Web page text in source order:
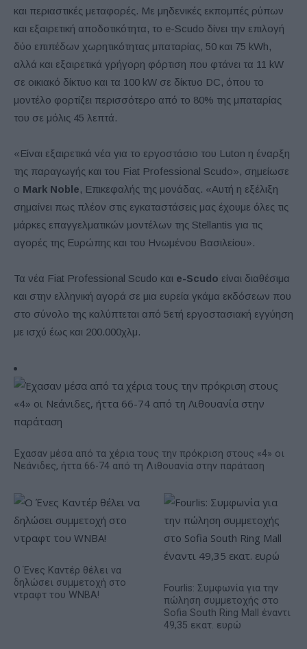
και περιαστικές μεταφορές. Με μηδενικές εκπομπές ρύπων
και εξαιρετική αποδοτικότητα, το e-Scudo δίνει την επιλογή
δύο επιπέδων χωρητικότητας μπαταρίας, 50 και 75 kWh,
αλλά και εξαιρετικά γρήγορη φόρτιση που φτάνει τα 11 kW
σε οικιακό δίκτυο και τα 100 kW σε δίκτυο DC, όπου το
μοντέλο φορτίζει περισσότερο από το 80% της μπαταρίας
του σε μόλις 45 λεπτά.
«Είναι εξαιρετικά νέα για το εργοστάσιο του Luton η έναρξη
της παραγωγής και του Fiat Professional Scudo», σημείωσε
ο Mark Noble, Επικεφαλής της μονάδας. «Αυτή η εξέλιξη
σημαίνει πως πλέον στις εγκαταστάσεις μας έχουμε όλες τις
μάρκες επαγγελματικών μοντέλων της Stellantis για τις
αγορές της Ευρώπης και του Ηνωμένου Βασιλείου».
Τα νέα Fiat Professional Scudo και e-Scudo είναι διαθέσιμα
και στην ελληνική αγορά σε μια ευρεία γκάμα εκδόσεων που
στο σύνολο της καλύπτεται από 5ετή εργοστασιακή εγγύηση
με ισχύ έως και 200.000χλμ.
Έχασαν μέσα από τα χέρια τους την πρόκριση στους «4» οι
Νεάνιδες, ήττα 66-74 από τη Λιθουανία στην παράταση
Ο Ένες Καντέρ θέλει να
δηλώσει συμμετοχή στο
ντραφτ του WNBA!
Fourlis: Συμφωνία για την
πώληση συμμετοχής στο
Sofia South Ring Mall έναντι
49,35 εκατ. ευρώ